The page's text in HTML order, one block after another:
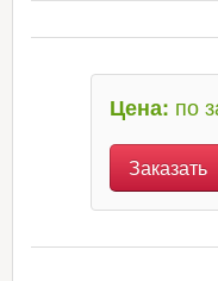
Цена: по
Заказать